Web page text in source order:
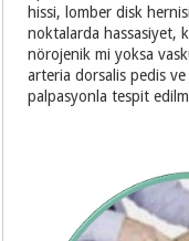
hissi, lomber disk
noktalarda hassasiyet,
nörojenik mi yoksa
arteria dorsalis pedis
palpasyonla tespit